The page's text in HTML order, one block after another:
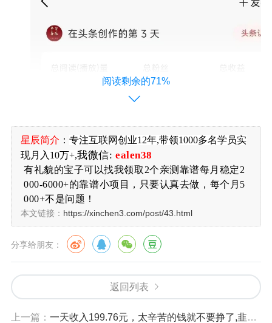
阅读剩余的71%
星辰简介 ： 专注互联网创业12年,带领1000多名学员实
现月入10万+,我微信: ealen38
有礼貌的宝子可以找我领取2个亲测靠谱每月稳定2
000-6000+的靠谱小项目，只要认真去做，每个月5
000+不是问题！
本文链接： https://xinchen3.com/post/43.html
分享给朋友：
返回列表
上一篇： 一天收入199.76元，太辛苦的钱就不要挣了,韭菜求你别看！